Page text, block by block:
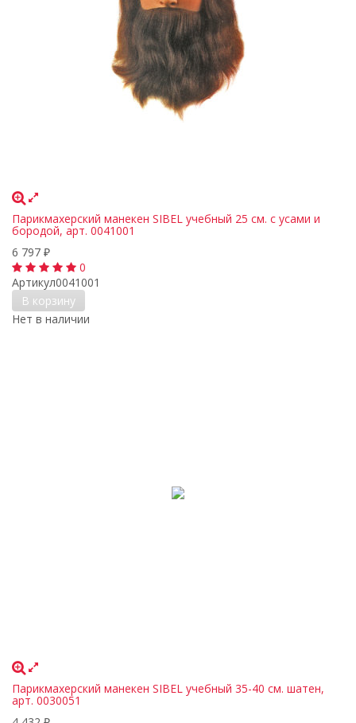
Парикмахерский манекен SIBEL учебный 25 см. с усами и
бородой, арт. 0041001
6 797 ₽
0
Артикул0041001
В корзину
Нет в наличии
Парикмахерский манекен SIBEL учебный 35-40 см. шатен,
арт. 0030051